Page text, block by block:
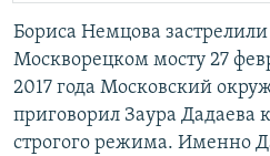
Бориса Немцова
Москворецком мосту 27
2017 года Московский
приговорил Заура Дадаева
строгого режима. Именно